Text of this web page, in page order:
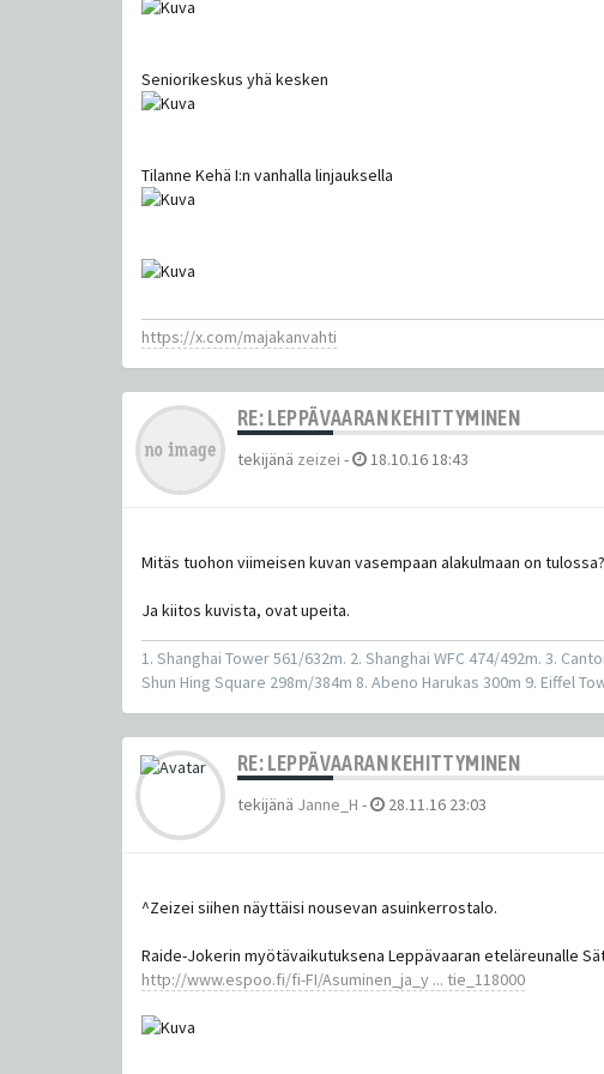
Seniorikeskus yhä kesken
Tilanne Kehä I:n vanhalla linjauksella
https://x.com/majakanvahti
RE: LEPPÄVAARAN KEHITTYMINEN
tekijänä zeizei - 18.10.16 18:43
Mitäs tuohon viimeisen kuvan vasempaan alakulmaan on tulossa?
Ja kiitos kuvista, ovat upeita.
1. Shanghai Tower 561/632m. 2. Shanghai WFC 474/492m. 3.
Shun Hing Square 298m/384m 8. Abeno Harukas 300m 9. Eiffel
RE: LEPPÄVAARAN KEHITTYMINEN
tekijänä Janne_H - 28.11.16 23:03
^Zeizei siihen näyttäisi nousevan asuinkerrostalo.
Raide-Jokerin myötävaikutuksena Leppävaaran eteläreunalle
http://www.espoo.fi/fi-FI/Asuminen_ja_y ... tie_118000